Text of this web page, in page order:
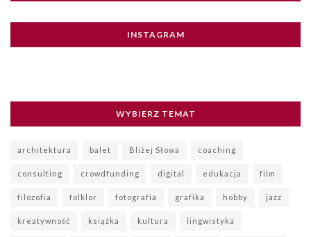
INSTAGRAM
WYBIERZ TEMAT
architektura balet Bliżej Słowa coaching
consulting crowdfunding digital edukacja film
filozofia folklor fotografia grafika hobby jazz
kreatywność książka kultura lingwistyka